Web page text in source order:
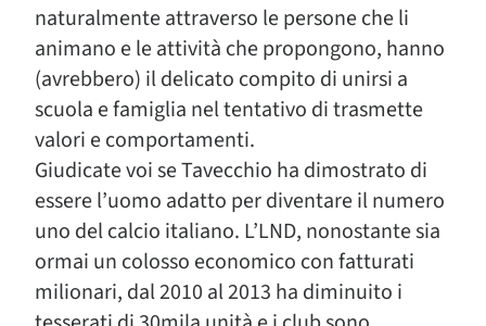
naturalmente attraverso le persone che li
animano e le attività che propongono, hanno
(avrebbero) il delicato compito di unirsi a
scuola e famiglia nel tentativo di trasmette
valori e comportamenti.
Giudicate voi se Tavecchio ha dimostrato di
essere l’uomo adatto per diventare il numero
uno del calcio italiano. L’LND, nonostante sia
ormai un colosso economico con fatturati
milionari, dal 2010 al 2013 ha diminuito i